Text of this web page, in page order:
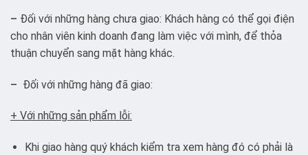
– Đối với những hàng chưa giao: Khách hàng có thể gọi điện
cho nhân viên kinh doanh đang làm việc với mình, để thỏa
thuận chuyển sang mặt hàng khác.
– Đối với những hàng đã giao:
+ Với những sản phẩm lỗi:
Khi giao hàng quý khách kiểm tra xem hàng đó có phải là